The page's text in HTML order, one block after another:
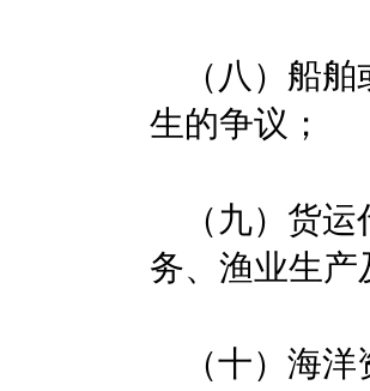
（八）船舶
生的争议；
（九）货运
务、渔业生
（十）海洋